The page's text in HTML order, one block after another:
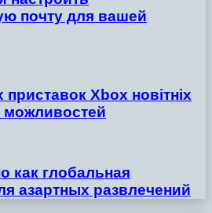
почту для вашей
приставок Xbox новітніх
можливостей
как глобальная
азартных развлечений